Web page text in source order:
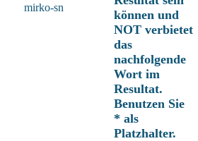
mirko-sn
können und
NOT verbietet
das
nachfolgende
Wort im
Resultat.
Benutzen Sie
* als
Platzhalter.